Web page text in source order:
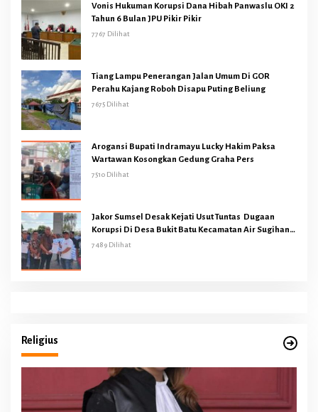
Vonis Hukuman Korupsi Dana Hibah Panwaslu OKI 2
Tahun 6 Bulan JPU Pikir Pikir
7767 Dilihat
Tiang Lampu Penerangan Jalan Umum Di GOR
Perahu Kajang Roboh Disapu Puting Beliung
7675 Dilihat
Arogansi Bupati Indramayu Lucky Hakim Paksa
Wartawan Kosongkan Gedung Graha Pers
7510 Dilihat
Jakor Sumsel Desak Kejati Usut Tuntas Dugaan
Korupsi Di Desa Bukit Batu Kecamatan Air Sugihan
OKI
7489 Dilihat
Religius